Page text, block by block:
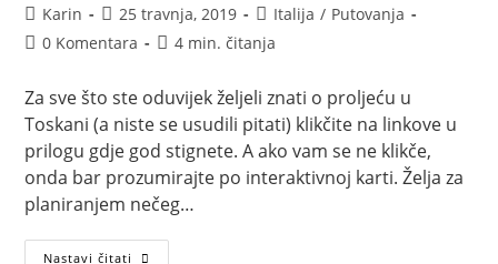
Autor
objave:
Karin
Objava
objavljena:
25 travnja, 2019
Kategorija
objave:
Italija / Putovanja
Komentari
0 Komentara
Vrijeme
4 min. čitanja
Za sve što ste oduvijek željeli znati o proljeću u
Toskani (a niste se usudili pitati) klikčite na linkove u
prilogu gdje god stignete. A ako vam se ne klikče,
onda bar prozumirajte po interaktivnoj karti. Želja za
planiranjem nečeg…
Nastavi čitati Proljeće